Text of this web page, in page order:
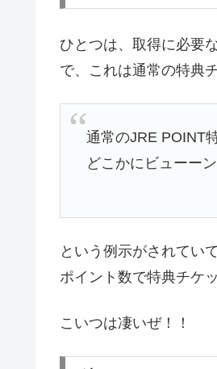
ひとつは、取得に必要
で、これは通常の特典
通常のJRE POINT
どこかにビューー
という例示がされてい
ポイント数で特典チケ
こいつは凄いぜ！！